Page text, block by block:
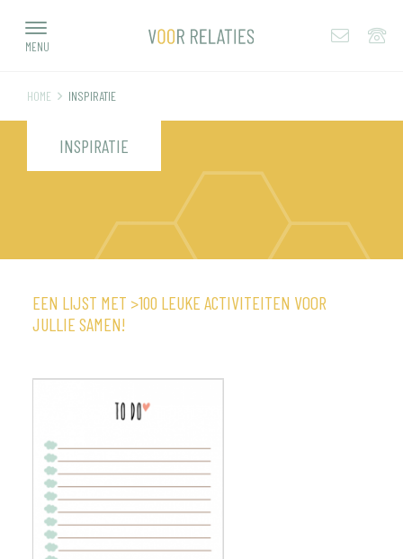
MENU
HOME INSPIRATIE
INSPIRATIE
EEN LIJST MET >100 LEUKE ACTIVITEITEN VOOR
JULLIE SAMEN!